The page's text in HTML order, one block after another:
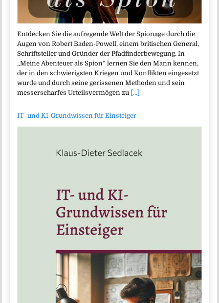
Entdecken Sie die aufregende Welt der Spionage durch die
Augen von Robert Baden-Powell, einem britischen General,
Schriftsteller und Gründer der Pfadfinderbewegung. In
„Meine Abenteuer als Spion“ lernen Sie den Mann kennen,
der in den schwierigsten Kriegen und Konflikten eingesetzt
wurde und durch seine gerissenen Methoden und sein
messerscharfes Urteilsvermögen zu [...]
IT- und KI-Grundwissen für Einsteiger